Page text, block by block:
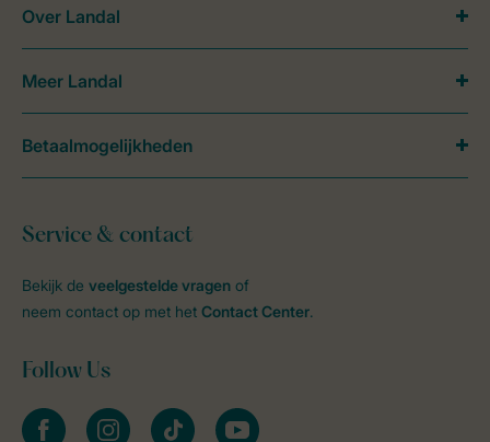
Service & contact
Bekijk de veelgestelde vragen of
neem contact op met het Contact Center.
Follow Us
facebookinstagramtiktok youtube
Over Landal
Meer Landal
Betaalmogelijkheden